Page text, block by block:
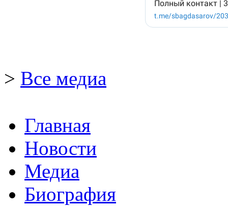
> Все медиа
Главная
Новости
Медиа
Биография